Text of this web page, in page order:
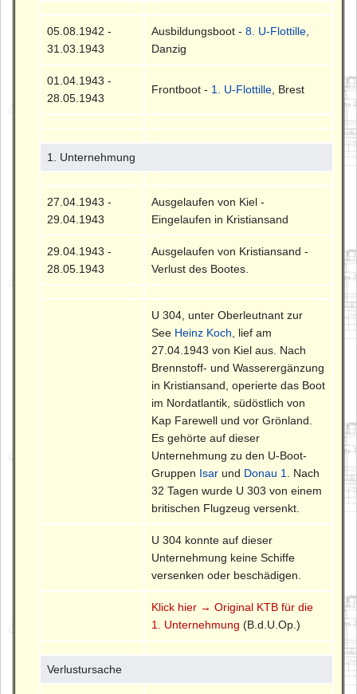
05.08.1942 -
31.03.1943
Ausbildungsboot -8. U-Flottille
Danzig
01.04.1943 -
28.05.1943
Frontboot - 1. U-Flottille , Brest
1. Unternehmung
27.04.1943 -
29.04.1943
Ausgelaufen von Kiel -
Eingelaufen in Kristiansand
29.04.1943 -
28.05.1943
Ausgelaufen von Kristiansand -
Verlust des Bootes.
U 304, unter Oberleutnant zur
See Heinz Koch , lief am
27.04.1943 von Kiel aus. Nach
Brennstoff- und Wasserergänzung
in Kristiansand, operierte das Boot
im Nordatlantik, südöstlich von
Kap Farewell und vor Grönland.
Es gehörte auf dieser
Unternehmung zu den U-Boot-
Gruppen Isar und Donau 1
. Nach
32 Tagen wurde U 303 von einem
britischen Flugzeug versenkt.
U 304 konnte auf dieser
Unternehmung keine Schiffe
versenken oder beschädigen.
Klick hier → Original KTB für die
1. Unternehmung (B.d.U.Op.)
Verlustursache